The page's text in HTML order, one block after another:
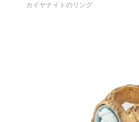
カイヤナイトのリング